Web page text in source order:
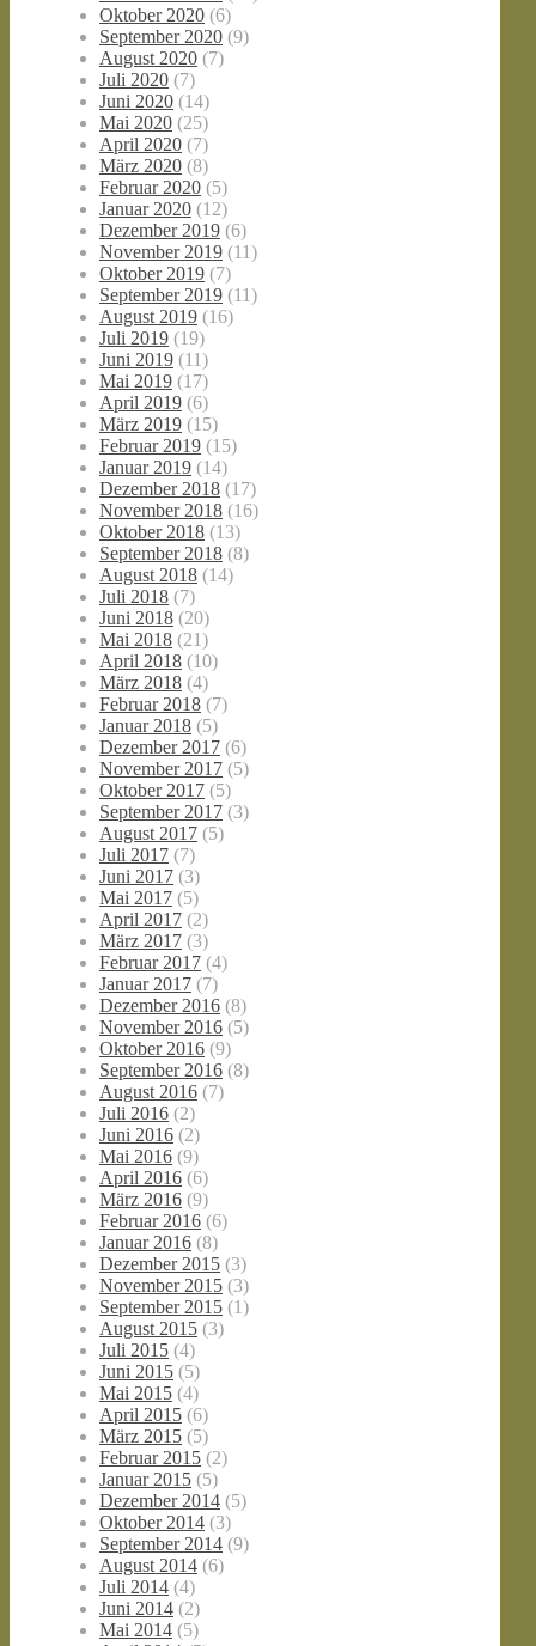
Oktober 2020 (6)
September 2020 (9)
August 2020 (7)
Juli 2020 (7)
Juni 2020 (14)
Mai 2020 (25)
April 2020 (7)
März 2020 (8)
Februar 2020 (5)
Januar 2020 (12)
Dezember 2019 (6)
November 2019 (11)
Oktober 2019 (7)
September 2019 (11)
August 2019 (16)
Juli 2019 (19)
Juni 2019 (11)
Mai 2019 (17)
April 2019 (6)
März 2019 (15)
Februar 2019 (15)
Januar 2019 (14)
Dezember 2018 (17)
November 2018 (16)
Oktober 2018 (13)
September 2018 (8)
August 2018 (14)
Juli 2018 (7)
Juni 2018 (20)
Mai 2018 (21)
April 2018 (10)
März 2018 (4)
Februar 2018 (7)
Januar 2018 (5)
Dezember 2017 (6)
November 2017 (5)
Oktober 2017 (5)
September 2017 (3)
August 2017 (5)
Juli 2017 (7)
Juni 2017 (3)
Mai 2017 (5)
April 2017 (2)
März 2017 (3)
Februar 2017 (4)
Januar 2017 (7)
Dezember 2016 (8)
November 2016 (5)
Oktober 2016 (9)
September 2016 (8)
August 2016 (7)
Juli 2016 (2)
Juni 2016 (2)
Mai 2016 (9)
April 2016 (6)
März 2016 (9)
Februar 2016 (6)
Januar 2016 (8)
Dezember 2015 (3)
November 2015 (3)
September 2015 (1)
August 2015 (3)
Juli 2015 (4)
Juni 2015 (5)
Mai 2015 (4)
April 2015 (6)
März 2015 (5)
Februar 2015 (2)
Januar 2015 (5)
Dezember 2014 (5)
Oktober 2014 (3)
September 2014 (9)
August 2014 (6)
Juli 2014 (4)
Juni 2014 (2)
Mai 2014 (5)